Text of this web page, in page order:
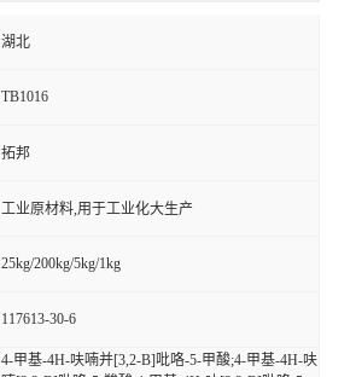
湖北
TB1016
拓邦
工业原材料,用于工业化大生产
25kg/200kg/5kg/1kg
117613-30-6
4-甲基-4H-呋喃并[3,2-B]吡咯-5-甲酸;4-甲基-4H-呋